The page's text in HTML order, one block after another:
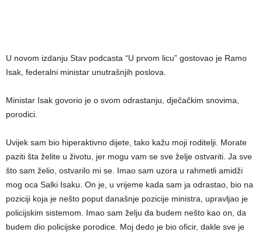
U novom izdanju Stav podcasta “U prvom licu” gostovao je Ramo
Isak, federalni ministar unutrašnjih poslova.
Ministar Isak govorio je o svom odrastanju, dječačkim snovima,
porodici.
Uvijek sam bio hiperaktivno dijete, tako kažu moji roditelji. Morate
paziti šta želite u životu, jer mogu vam se sve želje ostvariti. Ja sve
što sam želio, ostvarilo mi se. Imao sam uzora u rahmetli amidži
mog oca Salki Isaku. On je, u vrijeme kada sam ja odrastao, bio na
poziciji koja je nešto poput današnje pozicije ministra, upravljao je
policijskim sistemom. Imao sam želju da budem nešto kao on, da
budem dio policijske porodice. Moj dedo je bio oficir, dakle sve je